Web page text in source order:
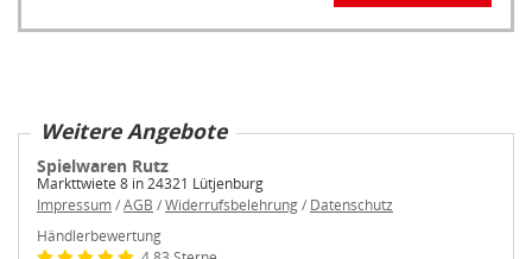
Weitere Angebote
Spielwaren Rutz
Markttwiete 8 in 24321 Lütjenburg
Impressum/AGB /Widerrufsbelehrung/ Datenschutz
Händlerbewertung